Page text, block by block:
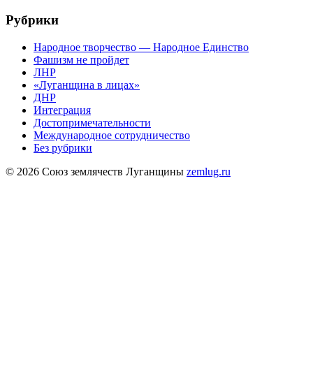
Рубрики
Народное творчество — Народное Единство
Фашизм не пройдет
ЛНР
«Луганщина в лицах»
ДНР
Интеграция
Достопримечательности
Международное сотрудничество
Без рубрики
© 2026 Союз землячеств Луганщины zemlug.ru